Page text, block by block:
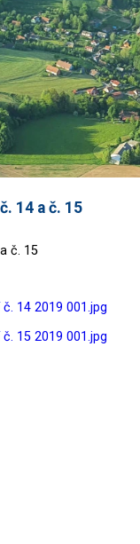
14 a č. 15
č. 15
14 2019 001.jpg
15 2019 001.jpg